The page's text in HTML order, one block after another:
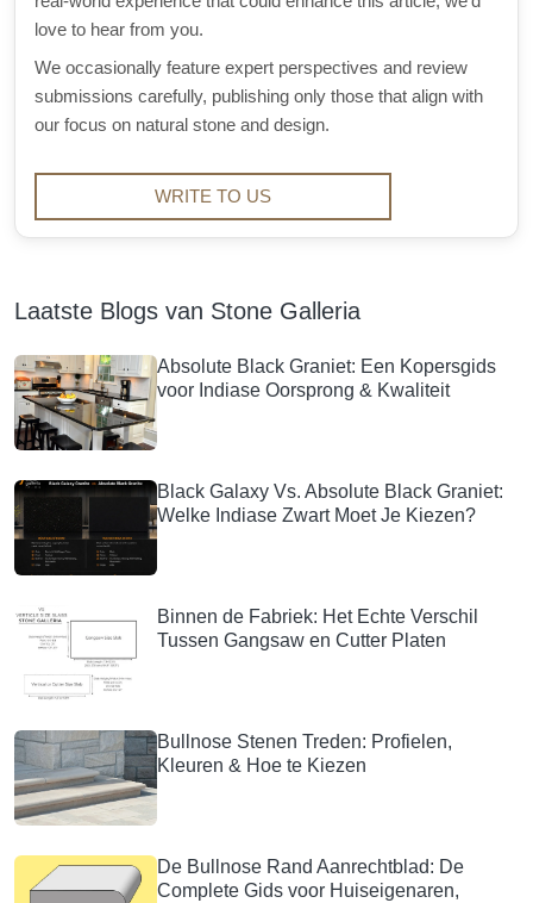
love to hear from you.
We occasionally feature expert perspectives and review
submissions carefully, publishing only those that align with
our focus on natural stone and design.
WRITE TO US
Laatste Blogs van Stone Galleria
Absolute Black Graniet: Een Kopersgids
voor Indiase Oorsprong & Kwaliteit
Black Galaxy Vs. Absolute Black Graniet:
Welke Indiase Zwart Moet Je Kiezen?
Binnen de Fabriek: Het Echte Verschil
Tussen Gangsaw en Cutter Platen
Bullnose Stenen Treden: Profielen,
Kleuren & Hoe te Kiezen
De Bullnose Rand Aanrechtblad: De
Complete Gids voor Huiseigenaren,